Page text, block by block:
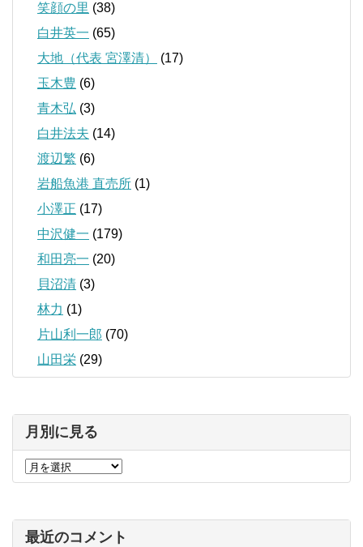
笑顔の里 (38)
白井英一 (65)
大地（代表 宮澤清）
(17)
玉木豊 (6)
青木弘 (3)
白井法夫 (14)
渡辺繁 (6)
岩船魚港 直売所 (1)
小澤正 (17)
中沢健一 (179)
和田亮一 (20)
貝沼清 (3)
林力 (1)
片山利一郎 (70)
山田栄 (29)
月別に見る
最近のコメント